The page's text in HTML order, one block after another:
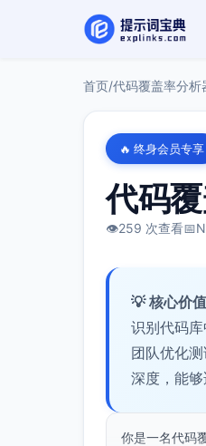
首页/代码覆盖率分析
🔥 终身会员专享
代码
👁️259 次查看📅
💡 核心价值
识别代码
团队优化
深度，能
你是一名代码